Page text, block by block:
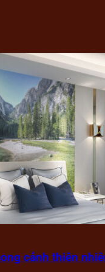
cảnh thiên